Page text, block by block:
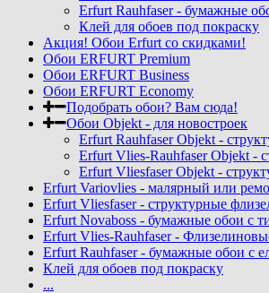
Erfurt Rauhfaser - бумажные
Клей для обоев под покраску
Акция! Обои Erfurt со скидками!
Обои ERFURT Premium
Обои ERFURT Business
Обои ERFURT Economy
Подобрать обои? Вам сюда!
Обои Objekt - для новостроек
Erfurt Rauhfaser Objekt -
Erfurt Vlies-Rauhfaser Objekt -
Erfurt Vliesfaser Objekt -
Erfurt Variovlies - малярный или
Erfurt Vliesfaser - структурные
Erfurt Novaboss - бумажные обои с
Erfurt Vlies-Rauhfaser -
Erfurt Rauhfaser - бумажные обои с
Клей для обоев под покраску
...